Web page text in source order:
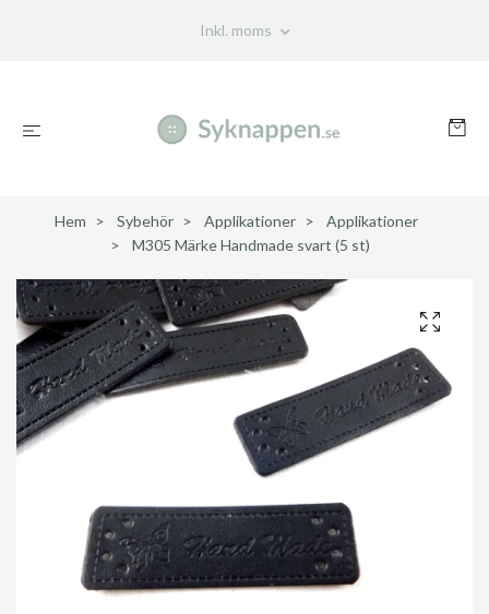
Inkl. moms
Hem Sybehör Applikationer
Applikationer
M305 Märke Handmade svart (5 st)